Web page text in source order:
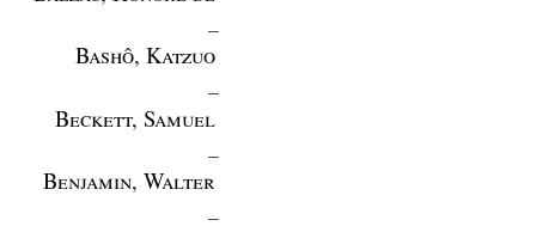
Bashô, Katzuo
Beckett, Samuel
Benjamin, Walter